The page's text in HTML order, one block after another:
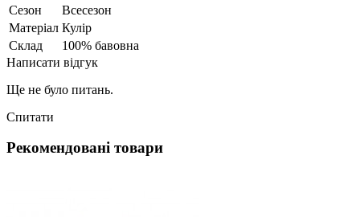
Сезон
Всесезон
Матеріал Кулір
Склад
100% бавовна
Написати відгук
Ще не було питань.
Спитати
Рекомендовані товари